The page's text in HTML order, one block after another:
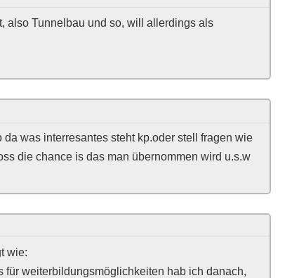
also Tunnelbau und so, will allerdings als
was interresantes steht kp.oder stell fragen wie
die chance is das man übernommen wird u.s.w
wie:
weiterbildungsmöglichkeiten hab ich danach,